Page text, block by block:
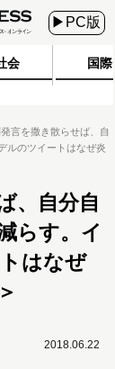
▶PC版
会 国際
言を撒き散らせば、自
ルのツイートはなぜ炎
、自分自
らす。イ
はなぜ
2018.06.22